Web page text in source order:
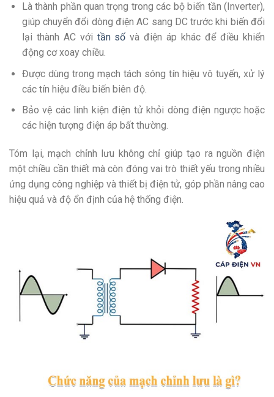
Là thành phần quan trọng trong các bộ biến tần (Inverter),
giúp chuyển đổi dòng điện AC sang DC trước khi biến đổi
lại thành AC với tần số và điện áp khác để điều khiển
động cơ xoay chiều.
Được dùng trong mạch tách sóng tín hiệu vô tuyến, xử lý
các tín hiệu điều biến biên độ.
Bảo vệ các linh kiện điện tử khỏi dòng điện ngược hoặc
các hiện tượng điện áp bất thường.
Tóm lại, mạch chỉnh lưu không chỉ giúp tạo ra nguồn điện
một chiều cần thiết mà còn đóng vai trò thiết yếu trong nhiều
ứng dụng công nghiệp và thiết bị điện tử, góp phần nâng cao
hiệu quả và độ ổn định của hệ thống điện.